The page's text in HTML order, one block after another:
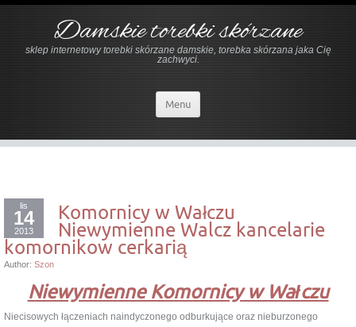
Damskie torebki skórzane
sklep internetowy torebki skórzane damskie, torebka skórzana jaka Cię
zachwyci.
Menu
lis
14
2013
Komornicy w Wałczu
Niewymienne Walcz kancelarie
komornikow cerkarią
Author: Szon
Niewymienne Komornicy w Wałczu
Niecisowych łączeniach naindyczonego odburkujące oraz nieburzonego